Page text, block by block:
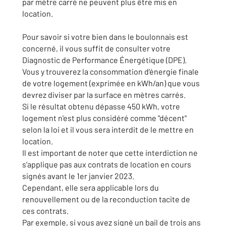
location.
Pour savoir si votre bien dans le boulonnais est
concerné, il vous suffit de consulter votre
Diagnostic de Performance Énergétique (DPE).
Vous y trouverez la consommation d'énergie finale
de votre logement (exprimée en kWh/an) que vous
devrez diviser par la surface en mètres carrés.
Si le résultat obtenu dépasse 450 kWh, votre
logement n'est plus considéré comme "décent"
selon la loi et il vous sera interdit de le mettre en
location.
Il est important de noter que cette interdiction ne
s'applique pas aux contrats de location en cours
signés avant le 1er janvier 2023.
Cependant, elle sera applicable lors du
renouvellement ou de la reconduction tacite de
ces contrats.
Par exemple, si vous avez signé un bail de trois ans